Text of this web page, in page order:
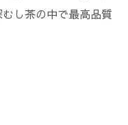
し茶の中で最高品質